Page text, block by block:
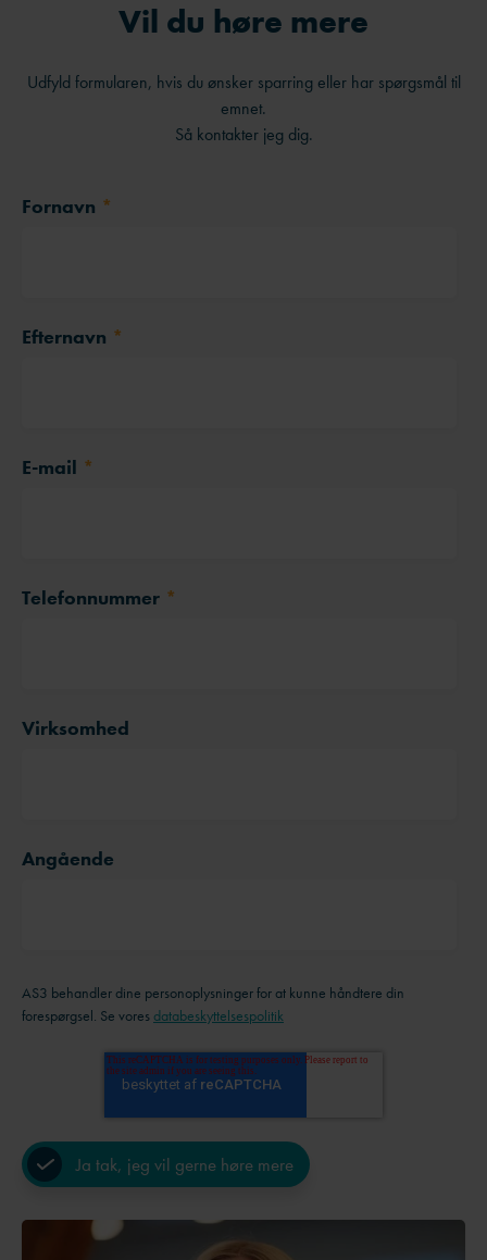
Vil du høre mere
Udfyld formularen, hvis du ønsker sparring eller har spørgsmål til
emnet.
Så kontakter jeg dig.
Fornavn *
Efternavn *
E-mail *
Telefonnummer *
Virksomhed
Angående
AS3 behandler dine personoplysninger for at kunne håndtere din
forespørgsel. Se vores databeskyttelsespolitik